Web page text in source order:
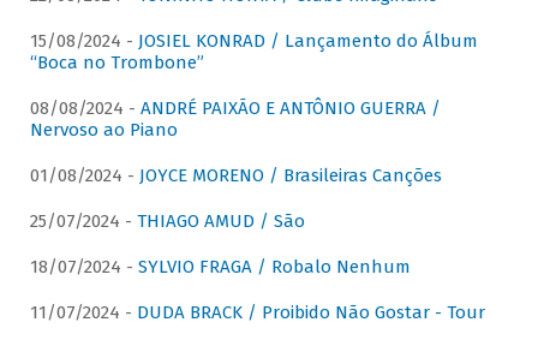
15/08/2024 - JOSIEL KONRAD / Lançamento do Álbum
“Boca no Trombone”
08/08/2024 - ANDRÉ PAIXÃO E ANTÔNIO GUERRA /
Nervoso ao Piano
01/08/2024 - JOYCE MORENO / Brasileiras Canções
25/07/2024 - THIAGO AMUD / São
18/07/2024 - SYLVIO FRAGA / Robalo Nenhum
11/07/2024 - DUDA BRACK / Proibido Não Gostar - Tour